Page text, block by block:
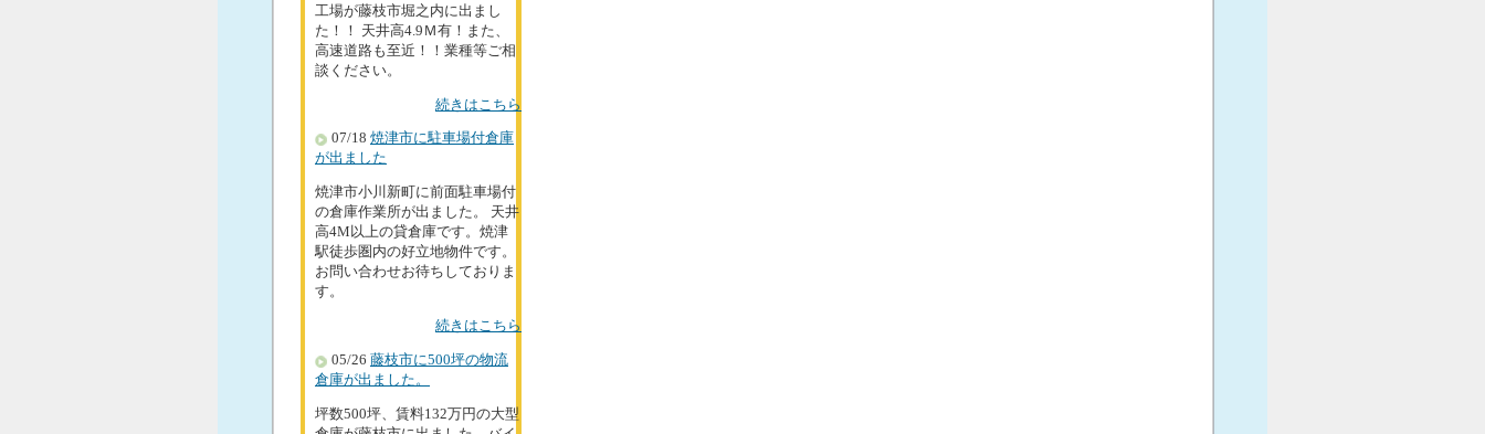
工場が藤枝市堀之内に出まし
た！！ 天井高4.9Ｍ有！また、
高速道路も至近！！業種等ご相
談ください。
続きはこちら
07/18 焼津市に駐車場付倉庫
が出ました
焼津市小川新町に前面駐車場付
の倉庫作業所が出ました。 天井
高4M以上の貸倉庫です。焼津
駅徒歩圏内の好立地物件です。
お問い合わせお待ちしておりま
す。
続きはこちら
05/26 藤枝市に500坪の物流
倉庫が出ました。
坪数500坪、賃料132万円の大型